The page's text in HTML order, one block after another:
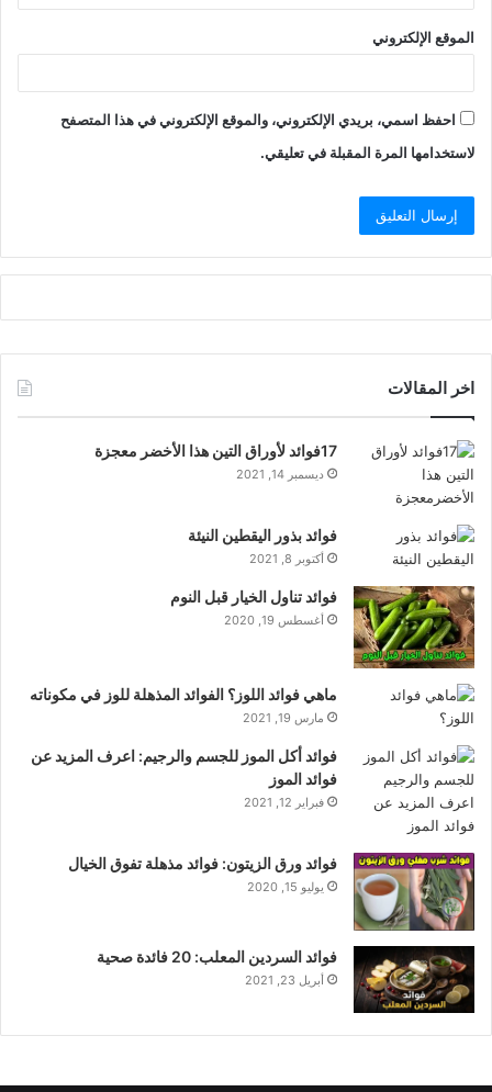
الموقع الإلكتروني
احفظ اسمي، بريدي الإلكتروني، والموقع الإلكتروني في هذا المتصفح
لاستخدامها المرة المقبلة في تعليقي.
اخر المقالات
17فوائد لأوراق التين هذا الأخضر معجزة
ديسمبر 14, 2021
فوائد بذور اليقطين النيئة
أكتوبر 8, 2021
فوائد تناول الخيار قبل النوم
أغسطس 19, 2020
ماهي فوائد اللوز؟ الفوائد المذهلة للوز في مكوناته
مارس 19, 2021
فوائد أكل الموز للجسم والرجيم: اعرف المزيد عن
فوائد الموز
فبراير 12, 2021
فوائد ورق الزيتون: فوائد مذهلة تفوق الخيال
يوليو 15, 2020
فوائد السردين المعلب: 20 فائدة صحية
أبريل 23, 2021